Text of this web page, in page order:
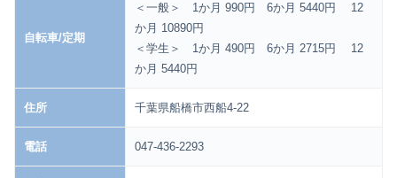
自転車/定期
＜一般＞ 1か月 990円 6か月 5440円 12
か月 10890円
＜学生＞ 1か月 490円 6か月 2715円 12
か月 5440円
住所 千葉県船橋市西船4-22
電話 047-436-2293